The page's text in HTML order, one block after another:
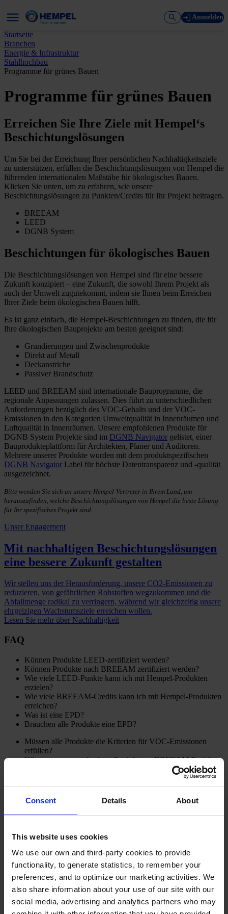
Consent Details About
This website uses cookies
We use our own and third-party cookies to provide
functionality, to generate statistics, to remember your
preferences, and to optimize our marketing activities. We
also share information about your use of our site with our
social media, advertising and analytics partners who may
Anmelden
Startseite
Branchen
Energie & Infrastruktur
Stahlhochbau
Programme für grünes Bauen
Programme für grünes Bauen
Erreichen Sie Ihre Ziele mit Hempel‘s
Beschichtungslösungen
Um Sie bei der Erreichung Ihrer persönlichen Nachhaltigkeitsziele
zu unterstützen, erfüllen die Beschichtungslösungen von Hempel die
führenden internationalen Maßstäbe für ökologisches Bauen.
Klicken Sie unten, um zu erfahren, wie unsere
Beschichtungslösungen zu Punkten/Credits für Ihr Projekt beitragen.
BREEAM
LEED
DGNB System
Beschichtungen für ökologisches Bauen
Die Beschichtungslösungen von Hempel sind für eine bessere
Zukunft konzipiert – eine Zukunft, die sowohl Ihrem Projekt als
auch der Umwelt zugutekommt, indem sie Ihnen beim Erreichen
Ihrer Ziele beim ökologischen Bauen hilft.
Es ist ganz einfach, die Hempel-Beschichtungen zu finden, die für
Ihre ökologischen Bauprojekte am besten geeignet sind:
Grundierungen und Zwischenprodukte
Direkt auf Metall
Deckanstriche
Passiver Brandschutz
LEED und BREEAM sind internationale Bauprogramme, die
regionale Anpassungen zulassen. Dies führt zu unterschiedlichen
Anforderungen bezüglich des VOC-Gehalts und der VOC-
Emissionen in den Kategorien Umweltqualität in Innenräumen und
Luftqualität in Innenräumen. Unsere empfohlenen Produkte für
DGNB System Projekte sind im DGNB Navigator gelistet, einer
Bauprodukteplattform für Architekten, Planer und Auditoren.
Mehrere unserer Produkte wurden mit dem produktspezifischen
DGNB Navigator Label für höchste Datentransparenz und -qualität
ausgezeichnet.
Bitte wenden Sie sich an unsere Hempel-Vertreter in Ihrem Land, um
herauszufinden, welche Beschichtungslösungen von Hempel die beste Lösung
für Ihr spezifisches Projekt sind.
Unser Engagement
Mit nachhaltigen Beschichtungslösungen
eine bessere Zukunft gestalten
Wir stellen uns der Herausforderung, unsere CO2-Emissionen zu
reduzieren, von gefährlichen Rohstoffen wegzukommen und die
Abfallmenge radikal zu verringern, während wir gleichzeitig unsere
ehrgeizigen Wachstumsziele erreichen wollen.
Lesen Sie mehr über Nachhaltigkeit
FAQ
Können Produkte LEED-zertifiziert werden?
Können Produkte nach BREEAM zertifiziert werden?
Wie viele LEED-Punkte kann ich mit Hempel-Produkten
erzielen?
Wie viele BREEAM-Credits kann ich mit Hempel-Produkten
erreichen?
Was ist eine EPD?
Brauchen alle Produkte eine EPD?
Müssen alle Produkte die Kriterien für VOC-Emissionen
erfüllen?
Können nur wasserbasierte Produkte an BREEAM-Projekte
Können Produkte nach dem DGNB System zertifiziert
werden?
Wie viele Punkte können Hempel-Produkte zur DGNB
System Zertifizierung beitragen?
Können Hempel-Produkte auch zu anderen ökologischen
Projekt helfen
Nehmen Sie Kontakt mit einem unserer Experten auf, wenn Sie
mehr erfahren möchten.
KONTAKTIEREN SIE UNS